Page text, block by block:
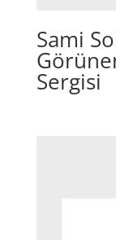
Sami
Sergisi